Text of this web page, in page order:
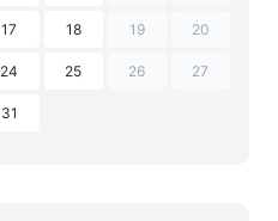
17 18 19 20
24 25 26 27
31